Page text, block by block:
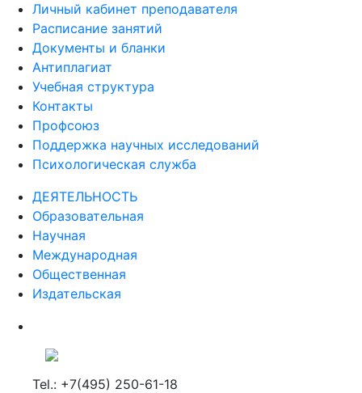
Личный кабинет преподавателя
Расписание занятий
Документы и бланки
Антиплагиат
Учебная структура
Контакты
Профсоюз
Поддержка научных исследований
Психологическая служба
ДЕЯТЕЛЬНОСТЬ
Образовательная
Научная
Международная
Общественная
Издательская
Tel.: +7(495) 250-61-18